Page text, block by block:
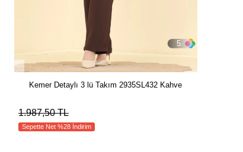
5
Kemer Detaylı 3 lü Takım 2935SL432 Kahve
1.987,50 TL
Sepette Net %28 İndirim